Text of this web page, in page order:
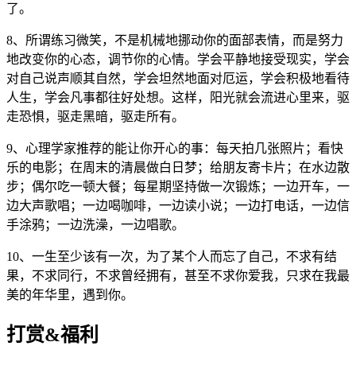
了。
8、所谓练习微笑，不是机械地挪动你的面部表情，而是努力
地改变你的心态，调节你的心情。学会平静地接受现实，学会
对自己说声顺其自然，学会坦然地面对厄运，学会积极地看待
人生，学会凡事都往好处想。这样，阳光就会流进心里来，驱
走恐惧，驱走黑暗，驱走所有。
9、心理学家推荐的能让你开心的事：每天拍几张照片；看快
乐的电影；在周末的清晨做白日梦；给朋友寄卡片；在水边散
步；偶尔吃一顿大餐；每星期坚持做一次锻炼；一边开车，一
边大声歌唱；一边喝咖啡，一边读小说；一边打电话，一边信
手涂鸦；一边洗澡，一边唱歌。
10、一生至少该有一次，为了某个人而忘了自己，不求有结
果，不求同行，不求曾经拥有，甚至不求你爱我，只求在我最
美的年华里，遇到你。
打赏&福利